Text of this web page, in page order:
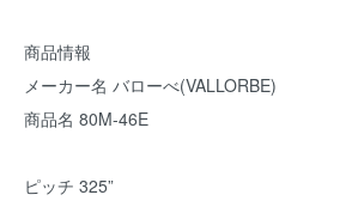
商品情報
メーカー名 バローべ(VALLORBE)
商品名 80M-46E
ピッチ 325”